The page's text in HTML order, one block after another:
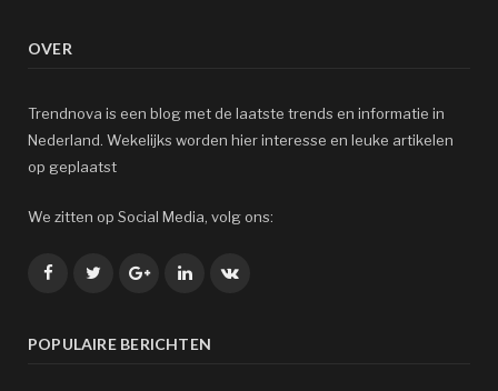
OVER
Trendnova is een blog met de laatste trends en informatie in
Nederland. Wekelijks worden hier interesse en leuke artikelen
op geplaatst
We zitten op Social Media, volg ons:
FacebookTwitterGoogle+LinkedInVK
POPULAIRE BERICHTEN